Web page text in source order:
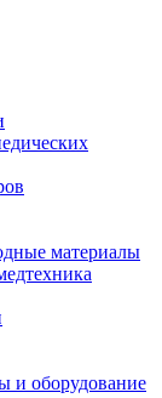
материалы
и оборудование